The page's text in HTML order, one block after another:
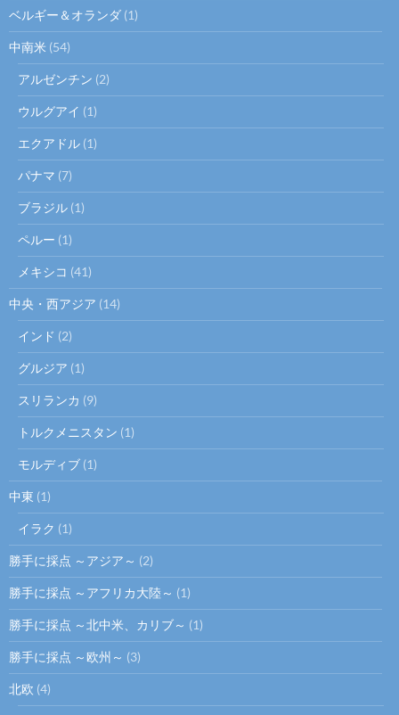
ベルギー＆オランダ (1)
中南米 (54)
アルゼンチン (2)
ウルグアイ (1)
エクアドル (1)
パナマ (7)
ブラジル (1)
ペルー (1)
メキシコ (41)
中央・西アジア (14)
インド (2)
グルジア (1)
スリランカ (9)
トルクメニスタン (1)
モルディブ (1)
中東 (1)
イラク (1)
勝手に採点 ～アジア～ (2)
勝手に採点 ～アフリカ大陸～ (1)
勝手に採点 ～北中米、カリブ～ (1)
勝手に採点 ～欧州～ (3)
北欧 (4)